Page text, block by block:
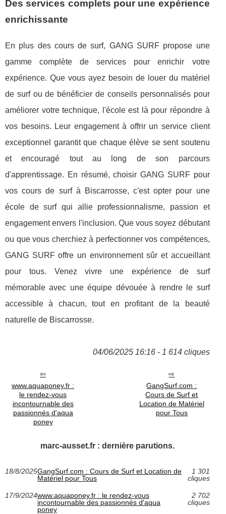
Des services complets pour une expérience
enrichissante
En plus des cours de surf, GANG SURF propose une
gamme complète de services pour enrichir votre
expérience. Que vous ayez besoin de louer du matériel
de surf ou de bénéficier de conseils personnalisés pour
améliorer votre technique, l'école est là pour répondre à
vos besoins. Leur engagement à offrir un service client
exceptionnel garantit que chaque élève se sent soutenu
et encouragé tout au long de son parcours
d'apprentissage. En résumé, choisir GANG SURF pour
vos cours de surf à Biscarrosse, c'est opter pour une
école de surf qui allie professionnalisme, passion et
engagement envers l'inclusion. Que vous soyez débutant
ou que vous cherchiez à perfectionner vos compétences,
GANG SURF offre un environnement sûr et accueillant
pour tous. Venez vivre une expérience de surf
mémorable avec une équipe dévouée à rendre le surf
accessible à chacun, tout en profitant de la beauté
naturelle de Biscarrosse.
04/06/2025 16:16 - 1 614 cliques
www.aquaponey.fr :
le rendez-vous
incontournable des
passionnés d'aqua
poney
GangSurf.com :
Cours de Surf et
Location de Matériel
pour Tous
marc-ausset.fr : dernière parutions.
18/8/2025GangSurf.com : Cours de Surf et Location de
Matériel pour Tous
1 301
cliques
17/9/2024www.aquaponey.fr : le rendez-vous
incontournable des passionnés d'aqua
poney
2 702
cliques